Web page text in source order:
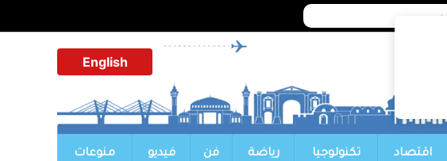
English
اقتصاد تكنولوجيا رياضة فن فيديو منوعات